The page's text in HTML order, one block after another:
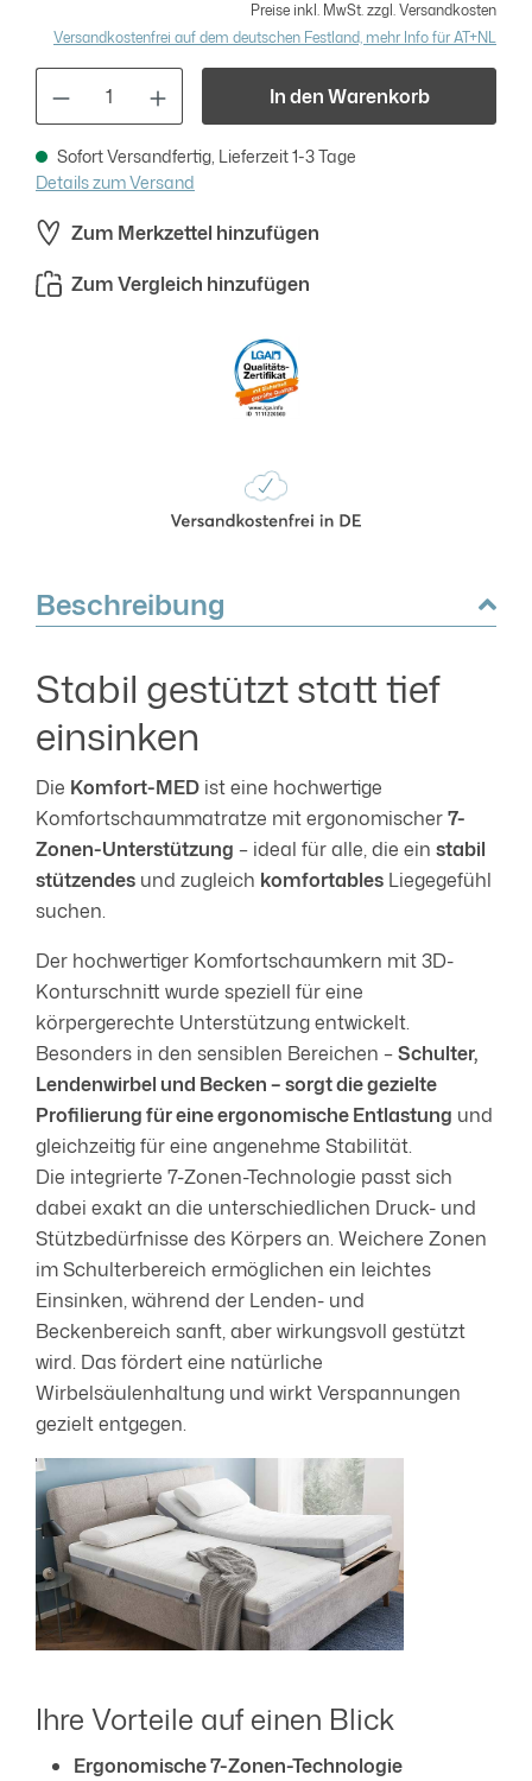
Produkt Anzahl: Gib den gewünschten
Preise inkl. MwSt. zzgl. Versandkosten
Versandkostenfrei auf dem deutschen Festland, mehr Info für AT+NL
In den Warenkorb
Sofort Versandfertig, Lieferzeit 1-3 Tage
Details zum Versand
Zum Merkzettel hinzufügen
Zum Vergleich hinzufügen
Beschreibung
Stabil gestützt statt tief
einsinken
Die Komfort-MED ist eine hochwertige
Komfortschaummatratze mit ergonomischer7-
Zonen-Unterstützung – ideal für alle, die ein stabil
stützendes und zugleich komfortables Liegegefühl
suchen.
Der hochwertiger Komfortschaumkern mit 3D-
Konturschnitt wurde speziell für eine
körpergerechte Unterstützung entwickelt.
Besonders in den sensiblen Bereichen –Schulter,
Lendenwirbel und Becken – sorgt die gezielte
Profilierung für eine ergonomische Entlastung und
gleichzeitig für eine angenehme Stabilität.
Die integrierte 7-Zonen-Technologie passt sich
dabei exakt an die unterschiedlichen Druck- und
Stützbedürfnisse des Körpers an. Weichere Zonen
im Schulterbereich ermöglichen ein leichtes
Einsinken, während der Lenden- und
Beckenbereich sanft, aber wirkungsvoll gestützt
wird. Das fördert eine natürliche
Wirbelsäulenhaltung und wirkt Verspannungen
gezielt entgegen.
Ihre Vorteile auf einen Blick
Ergonomische 7-Zonen-Technologie